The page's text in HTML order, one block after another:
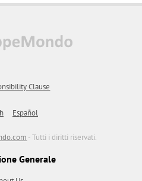
Clause
Español
- Tutti i diritti riservati.
Generale